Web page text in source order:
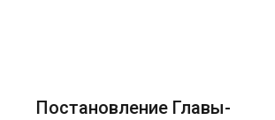
Постановление Главы-